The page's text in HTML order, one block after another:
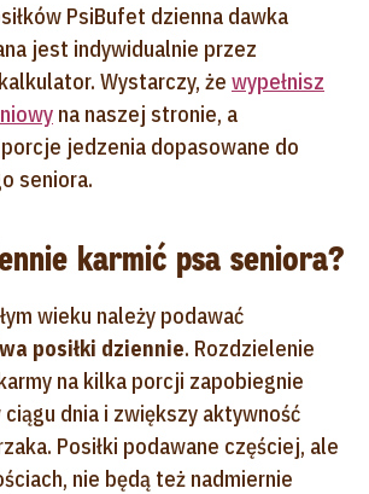
PsiBufet dzienna dawka
jest indywidualnie przez
Wystarczy, że wypełnisz
na naszej stronie, a
jedzenia dopasowane do
seniora.
karmić psa seniora?
wieku należy podawać
posiłki dziennie. Rozdzielenie
na kilka porcji zapobiegnie
ciągu dnia i zwiększy aktywność
Posiłki podawane częściej, ale
nie będą też nadmiernie